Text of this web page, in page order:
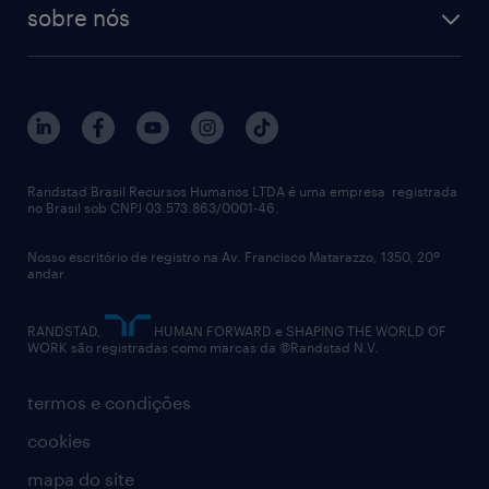
digital
notícias de rh
sobre nós
trabalhe conosco
imprensa
políticas corporativas
relatório anual
termos e condições
cookies
mapa do site
Randstad Brasil Recursos Humanos LTDA é uma empresa registrada
no Brasil sob CNPJ 03.573.863/0001-46.
Nosso escritório de registro na Av. Francisco Matarazzo, 1350, 20º
andar.
RANDSTAD,
HUMAN FORWARD e SHAPING THE WORLD OF
WORK são registradas como marcas da ©Randstad N.V.